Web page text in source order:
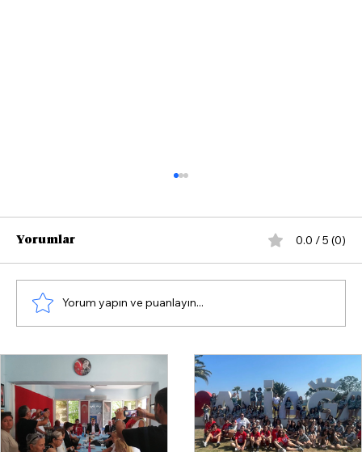
Güzelbahçe’de kritik cuma: CHP’de
başkan vekilliği kim olacak?
Yorumlar 0.0 / 5 (0)
Yorum yapın ve puanlayın...